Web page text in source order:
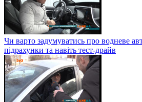
Чи варто задумуватись про водневе
підрахунки та навіть тест-драйв